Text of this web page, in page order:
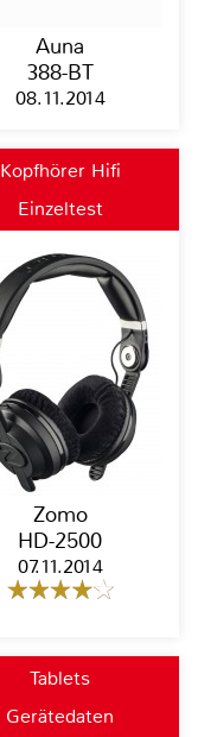
Auna
388-BT
08.11.2014
Kopfhörer Hifi
Einzeltest
Zomo
HD-2500
07.11.2014
Tablets
Gerätedaten